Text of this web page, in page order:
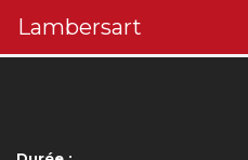
Lambersart